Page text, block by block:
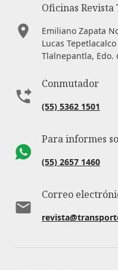
Oficinas
Emiliano Zapata
Lucas Tepetlacalco
Tlalnepantla, Edo.
Conmutador
(55) 5362 1501
Para informes
(55) 2657 1460
Correo